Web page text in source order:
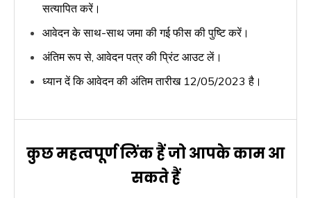
सत्यापित करें।
आवेदन के साथ-साथ जमा की गई फीस की पुष्टि करें।
अंतिम रूप से, आवेदन पत्र की प्रिंट आउट लें।
ध्यान दें कि आवेदन की अंतिम तारीख 12/05/2023 है।
कुछ महत्वपूर्ण लिंक हैं जो आपके काम आ
सकते हैं